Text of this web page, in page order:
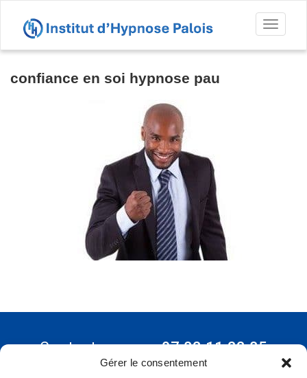
Gérer le consentement
confiance en soi hypnose pau
Contactez-nous :07 82 11 22 85